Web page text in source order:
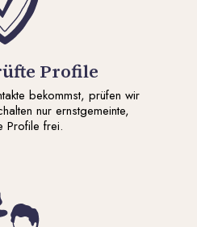
Profile
bekommst, prüfen wir
nur ernstgemeinte,
Profile frei.